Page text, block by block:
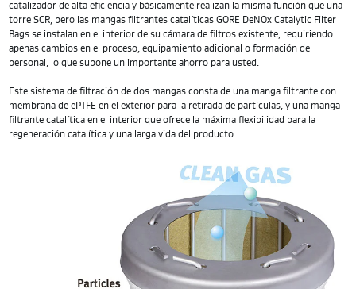
catalizador de alta eficiencia y básicamente realizan la misma función que una
torre SCR, pero las mangas filtrantes catalíticas GORE DeNOx Catalytic Filter
Bags se instalan en el interior de su cámara de filtros existente, requiriendo
apenas cambios en el proceso, equipamiento adicional o formación del
personal, lo que supone un importante ahorro para usted.
Este sistema de filtración de dos mangas consta de una manga filtrante con
membrana de ePTFE en el exterior para la retirada de partículas, y una manga
filtrante catalítica en el interior que ofrece la máxima flexibilidad para la
regeneración catalítica y una larga vida del producto.